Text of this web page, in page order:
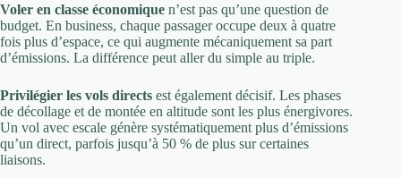
Voler en classe économique n’est pas qu’une question de
budget. En business, chaque passager occupe deux à quatre
fois plus d’espace, ce qui augmente mécaniquement sa part
d’émissions. La différence peut aller du simple au triple.
Privilégier les vols directs est également décisif. Les phases
de décollage et de montée en altitude sont les plus énergivores.
Un vol avec escale génère systématiquement plus d’émissions
qu’un direct, parfois jusqu’à 50 % de plus sur certaines
liaisons.